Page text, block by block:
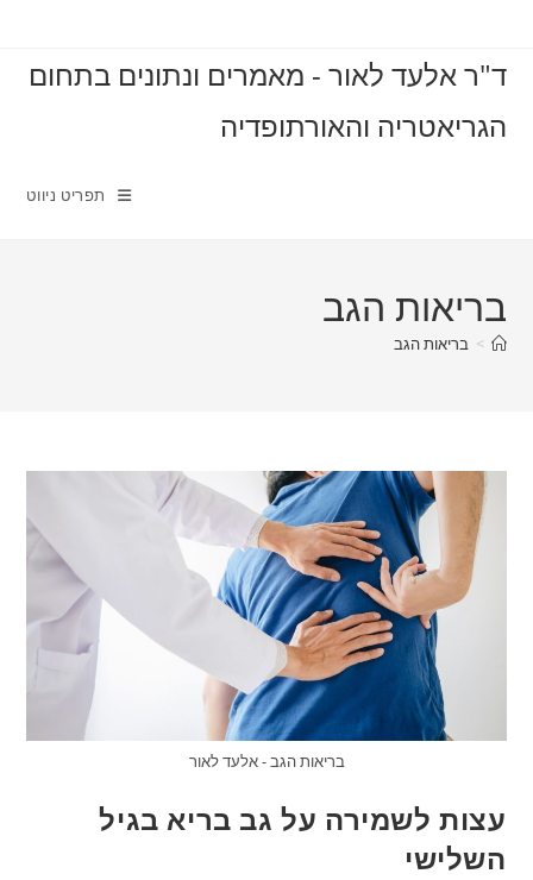
content
ד"ר אלעד לאור - מאמרים ונתונים בתחום
הגריאטריה והאורתופדיה
תפריט ניווט
בריאות הגב
> בריאות הגב
בריאות הגב - אלעד לאור
עצות לשמירה על גב בריא בגיל
השלישי